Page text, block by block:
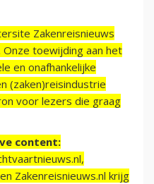
Zakenreisnieuws
toewijding aan het
en onafhankelijke
(zaken)reisindustrie
voor lezers die graag
content:
Zakenreisnieuws.nl krijg